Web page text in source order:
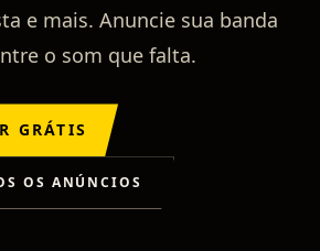
e mais. Anuncie sua banda
o som que falta.
GRÁTIS
OS ANÚNCIOS